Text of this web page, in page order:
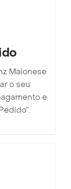
Maionese
o seu
e